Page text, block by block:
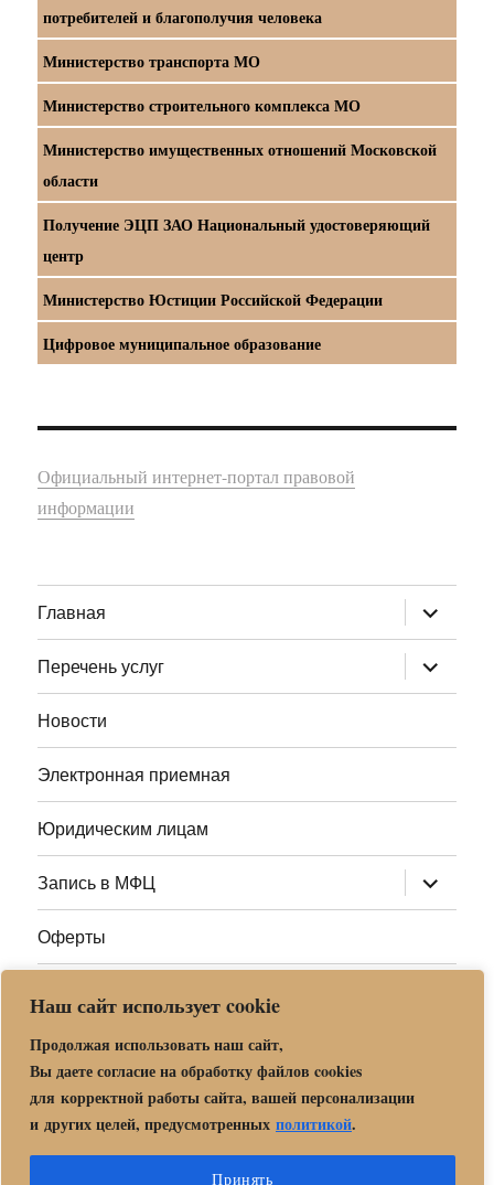
Наш сайт использует cookie
Продолжая использовать наш сайт,
Вы даете согласие на обработку файлов cookies
для корректной работы сайта, вашей персонализации
и других целей, предусмотренных политикой.
Принять
потребителей и благополучия человека
Министерство транспорта МО
Министерство строительного комплекса МО
Министерство имущественных отношений Московской
области
Получение ЭЦП ЗАО Национальный удостоверяющий
центр
Министерство Юстиции Российской Федерации
Цифровое муниципальное образование
Официальный интернет-портал правовой
информации
Главная раскрыть
дочернее
меню
Перечень услуг
раскрыть
дочернее
меню
Новости
Электронная приемная
Юридическим лицам
Запись в МФЦ раскрыть
дочернее
меню
Оферты
Адреса МФЦ МО
документы» в г. о. Орехово-Зуево
Политика обработки и защиты персональных данных в «МБУ